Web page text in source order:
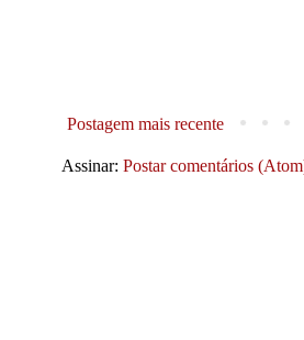
Postagem mais recente
Assinar: Postar comentários